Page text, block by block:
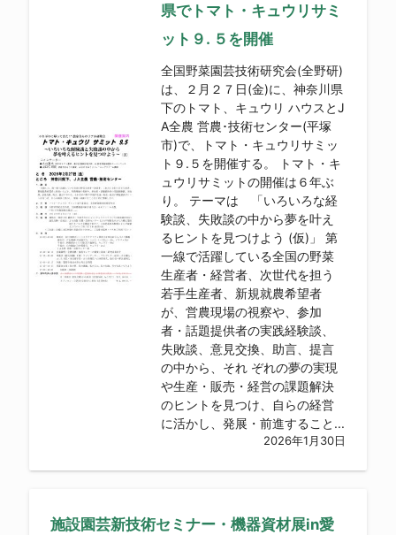
県でトマト・キュウリサミ
ット９. ５を開催
全国野菜園芸技術研究会(全野研)
は、２月２７日(金)に、神奈川県
下のトマト、キュウリ ハウスとJ
A全農 営農･技術センター(平塚
市)で、トマト・キュウリサミッ
ト９.５を開催する。 トマト・キ
ュウリサミットの開催は６年ぶ
り。 テーマは 「いろいろな経
験談、失敗談の中から夢を叶え
るヒントを見つけよう (仮)」 第
一線で活躍している全国の野菜
生産者・経営者、次世代を担う
若手生産者、新規就農希望者
が、営農現場の視察や、参加
者・話題提供者の実践経験談、
失敗談、意見交換、助言、提言
の中から、それ ぞれの夢の実現
や生産・販売・経営の課題解決
のヒントを見つけ、自らの経営
に活かし、発展・前進すること...
2026年1月30日
施設園芸新技術セミナー・機器資材展in愛